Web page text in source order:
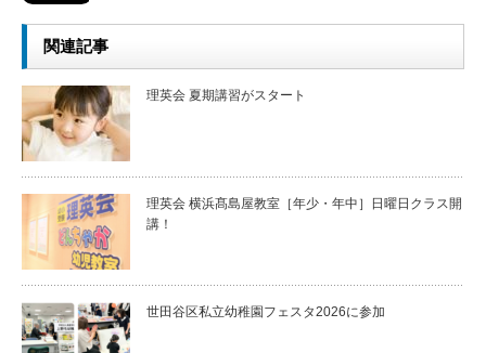
関連記事
理英会 夏期講習がスタート
理英会 横浜髙島屋教室［年少・年中］日曜日クラス開
講！
世田谷区私立幼稚園フェスタ2026に参加